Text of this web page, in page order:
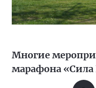
Многие
марафона «Сила